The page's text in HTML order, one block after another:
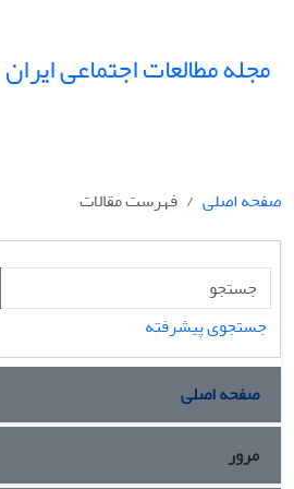
مجله مطالعات اجتماعی ایران
صفحه اصلی
فهرست مقالات
جستجوی پیشرفته
صفحه اصلی
مرور